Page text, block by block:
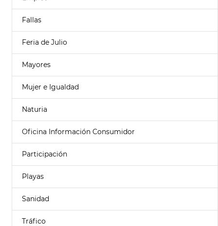
Fallas
Feria de Julio
Mayores
Mujer e Igualdad
Naturia
Oficina Información Consumidor
Participación
Playas
Sanidad
Tráfico